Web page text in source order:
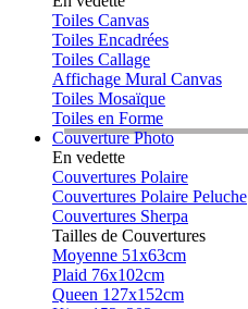
Toiles Canvas
Toiles Encadrées
Toiles Callage
Affichage Mural Canvas
Toiles Mosaïque
Toiles en Forme
Couverture Photo
En vedette
Couvertures Polaire
Couvertures Polaire Peluche
Couvertures Sherpa
Tailles de Couvertures
Moyenne 51x63cm
Plaid 76x102cm
Queen 127x152cm